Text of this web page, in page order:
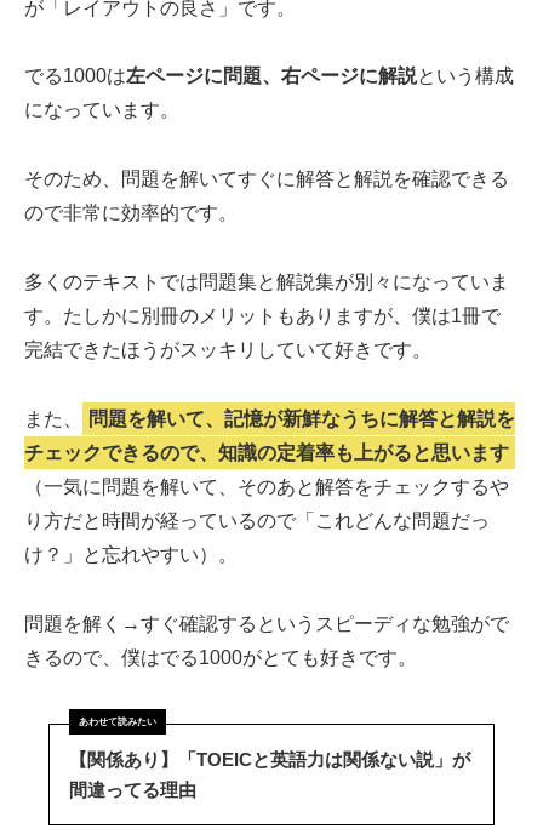
が「レイアウトの良さ」です。
でる1000は左ページに問題、右ページに解説という構成
になっています。
そのため、問題を解いてすぐに解答と解説を確認できる
ので非常に効率的です。
多くのテキストでは問題集と解説集が別々になっていま
す。たしかに別冊のメリットもありますが、僕は1冊で
完結できたほうがスッキリしていて好きです。
また、
問題を解いて、記憶が新鮮なうちに解答と解説を
チェックできるので、知識の定着率も上がると思います
（一気に問題を解いて、そのあと解答をチェックするや
り方だと時間が経っているので「これどんな問題だっ
け？」と忘れやすい）。
問題を解く→すぐ確認するというスピーディな勉強がで
きるので、僕はでる1000がとても好きです。
【関係あり】「TOEICと英語力は関係ない説」が
間違ってる理由